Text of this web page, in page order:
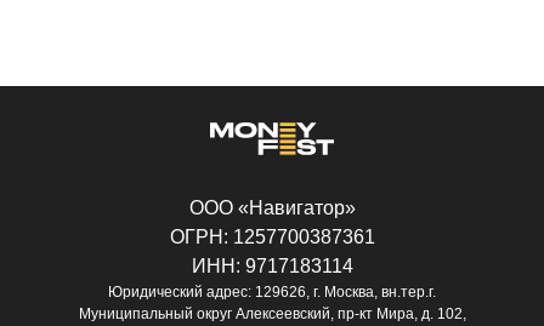
ООО «Навигатор»
ОГРН: 1257700387361
ИНН: 9717183114
Юридический адрес: 129626, г. Москва, вн.тер.г.
Муниципальный округ Алексеевский, пр-кт Мира, д. 102,